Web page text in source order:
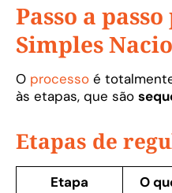
Passo a
Simples
O processo é
às etapas, que são
Etapas de
Etapa O